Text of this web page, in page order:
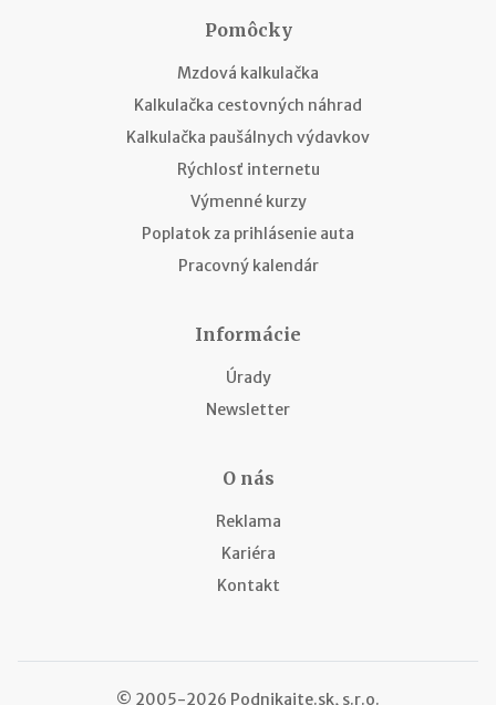
Pomôcky
Mzdová kalkulačka
Kalkulačka cestovných náhrad
Kalkulačka paušálnych výdavkov
Rýchlosť internetu
Výmenné kurzy
Poplatok za prihlásenie auta
Pracovný kalendár
Informácie
Úrady
Newsletter
O nás
Reklama
Kariéra
Kontakt
© 2005-2026 Podnikajte.sk, s.r.o.